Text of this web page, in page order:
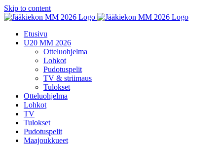
Skip to content
Etusivu
U20 MM 2026
Otteluohjelma
Lohkot
Pudotuspelit
TV & striimaus
Tulokset
Otteluohjelma
Lohkot
TV
Tulokset
Pudotuspelit
Maajoukkueet